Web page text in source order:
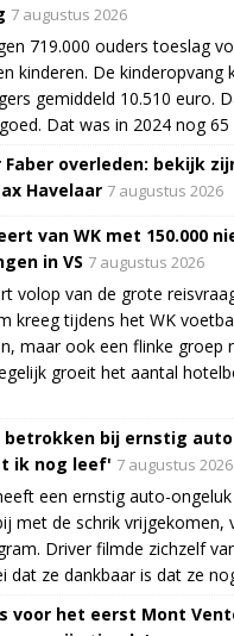
7 augustus 2026
719.000 ouders toeslag
kinderen. De kinderopvang
gemiddeld 10.510 euro.
Dat was in 2024 nog 65
overleden: bekijk
Havelaar 7 augustus 2026
van WK met 150.000
in VS 7 augustus 2026
volop van de grote
kreeg tijdens het WK
maar ook een flinke groep
groeit het aantal
betrokken bij ernstig
ik nog leef' 7 augustus 2026
een ernstig auto-
met de schrik vrijgekomen,
Driver filmde zichzelf
dat ze dankbaar is dat ze
voor het eerst Mont